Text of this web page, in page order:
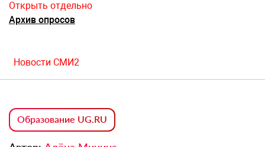
Открыть отдельно
Архив опросов
Новости СМИ2
Образование UG.RU